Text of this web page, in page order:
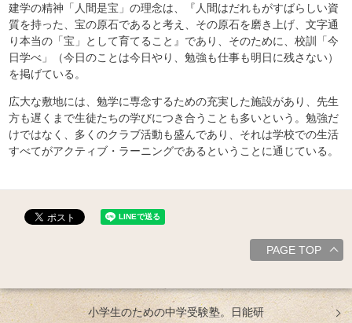
建学の精神「人間是宝」の理念は、『人間はだれもがすばらしい資
質を持った、宝の原石であると考え、その原石を磨き上げ、文字通
り本当の「宝」として育てること』であり、そのために、校訓「今
日学べ」（今日のことは今日やり、勉強も仕事も明日に残さない）
を掲げている。
広大な敷地には、勉学に専念するための充実した施設があり、先生
方も遅くまで生徒たちの学びにつき合うことも多いという。勉強だ
けではなく、多くのクラブ活動も盛んであり、それは学校での生活
すべてがアクティブ・ラーニングであるということに通じている。
PAGE TOP
小学生のための中学受験塾。日能研